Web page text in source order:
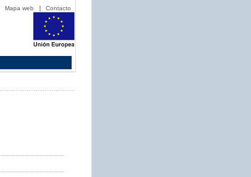
Mapa web Contacto